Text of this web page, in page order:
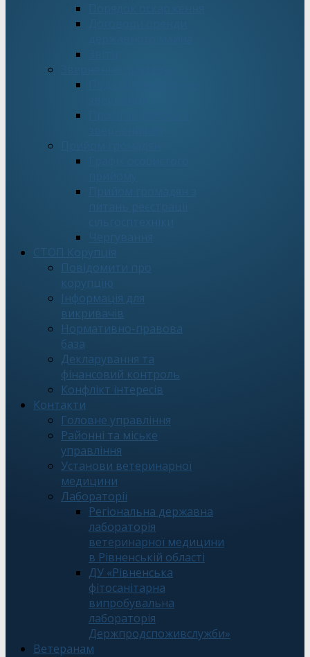
СТОП Корупція
Повідомити про
корупцію
Інформація для
викривачів
Нормативно-правова
база
Декларування та
фінансовий контроль
Конфлікт інтересів
Контакти
Головне управління
Районні та міське
управління
Установи ветеринарної
медицини
Лабораторії
Регіональна державна
лабораторія
ветеринарної медицини
в Рівненській області
ДУ «Рівненська
фітосанітарна
випробувальна
лабораторія
Держпродспоживслужби»
Ветеранам